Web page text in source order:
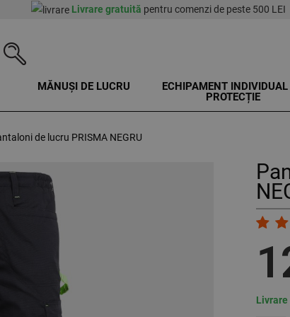
Livrare gratuită pentru comenzi de peste 500 LEI
MĂNUȘI DE LUCRU
ECHIPAMENT INDIVIDUAL
PROTECȚIE
de lucru PRISMA NEGRU